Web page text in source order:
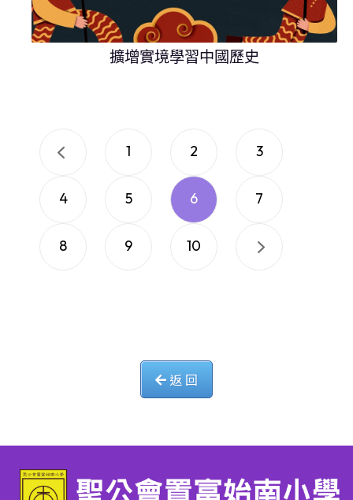
擴增實境學習中國歷史
1 2 3
4 5 6 7
8 9 10
返 回